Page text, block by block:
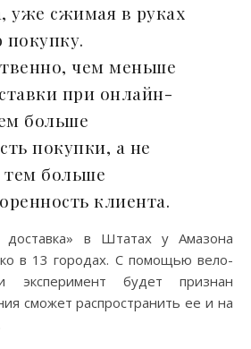
уже сжимая в руках
покупку.
чем меньше
при онлайн-
больше
покупки, а не
тем больше
клиента.
доставка» в Штатах у Амазона
в 13 городах. C помощью вело-
будет признан
сможет распространить ее и на